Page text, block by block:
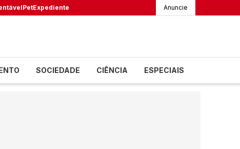
PetExpediente Anuncie
SOCIEDADE CIÊNCIA ESPECIAIS